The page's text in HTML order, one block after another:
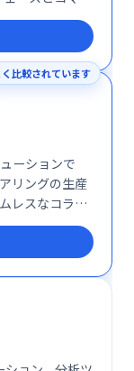
で、迅速な導
計業務の効率
く比較されています
ーションで
リングの生産
レスなコラボ
を促進しま
設計プロセス